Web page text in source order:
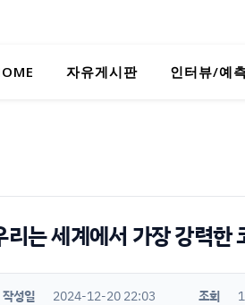
자유게시판 인터뷰/예
는 세계에서 가장 강력한
작성일 2024-12-20 22:03 조회